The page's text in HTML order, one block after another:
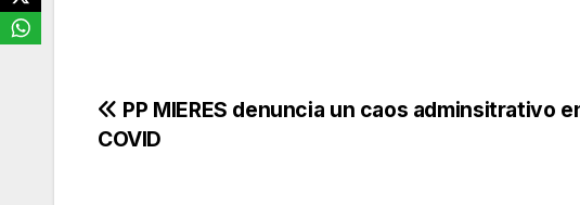
Navegación
PP MIERES denuncia un caos adminsitrativo
COVID